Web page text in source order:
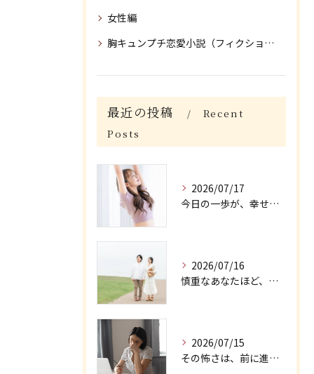
女性編
胸キュンプチ恋愛小説（フィクション）
最近の投稿
Recent
Posts
2026/07/17
今日の一歩が、幸せにつながる/大阪府枚方市牧野の保育園が運営する結婚相談所がじゅまる木
2026/07/16
慎重なあなたほど、幸せを大切にできる/大阪府枚方市牧野の保育園が運営する結婚相談所がじゅまる木
2026/07/15
その怖さは、前に進む力になる/大阪府枚方市牧野の保育園が運営する結婚相談所がじゅまる木